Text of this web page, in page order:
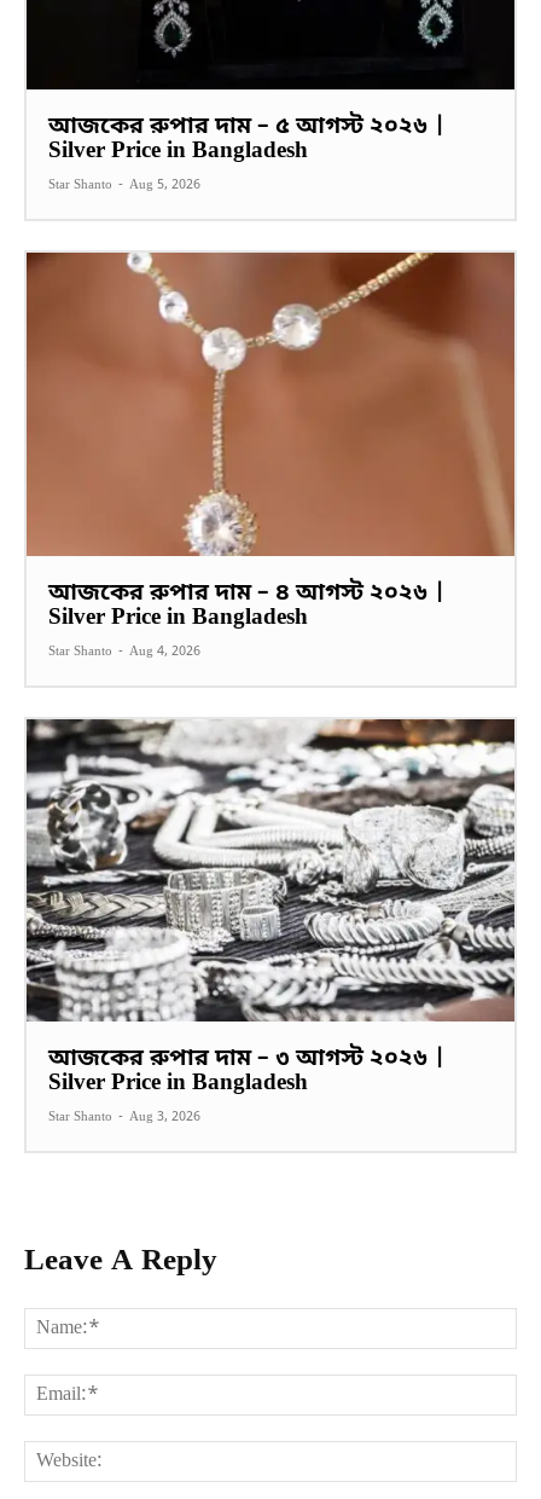
আজকের রুপার দাম – ৫ আগস্ট ২০২৬ |
Silver Price in Bangladesh
Star Shanto - Aug 5, 2026
আজকের রুপার দাম – ৪ আগস্ট ২০২৬ |
Silver Price in Bangladesh
Star Shanto - Aug 4, 2026
আজকের রুপার দাম – ৩ আগস্ট ২০২৬ |
Silver Price in Bangladesh
Star Shanto - Aug 3, 2026
Leave A Reply